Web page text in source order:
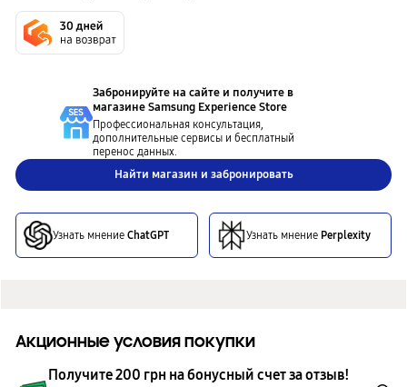
Забронируйте на сайте и получите в
магазинеSamsung Experience Store
Профессиональная консультация,
дополнительные сервисы и бесплатный
перенос данных.
Найти магазин и забронировать
Узнать мнение ChatGPT Узнать мнение Perplexity
Акционные условия покупки
Получите 200 грн на бонусный счет за отзыв!